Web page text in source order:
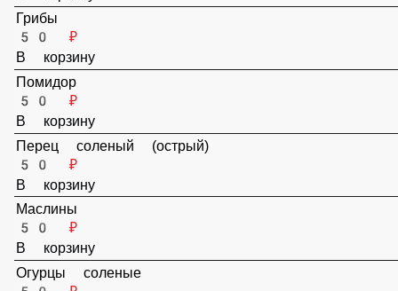
Грибы
50 ₽
В корзину
Помидор
50 ₽
В корзину
Перец соленый (острый)
50 ₽
В корзину